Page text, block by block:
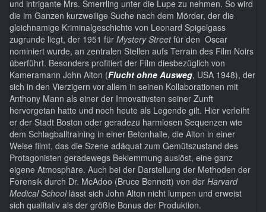
und intrigante Mrs. Smerrling unter die Lupe zu nehmen. So wird
die im Ganzen kurzweilige Suche nach dem Mörder, der die
gleichnamige Kriminalgeschichte von Leonard Spigelgass
zugrunde liegt, der 1951 für Mystery Streetfür den Oscar
nominiert wurde, an zentralen Stellen aufs Terrain des Film Noirs
überführt. Besonders profitiert der Film diesbezüglich von
Kameramann John Alton (Flucht ohne Ausweg, USA 1948), der
sich in den Vierzigern vor allem in seinen Kollaborationen mit
Anthony Mann als einer der Innovativsten seiner Zunft
hervorgetan hatte und noch heute als Legende gilt. Hier verleiht
er der Stadt Boston oder geradezu harmlosen Sequenzen wie
dem Schlagballtraining in einer Betonhalle, die Alton in einer
Weise filmt, das die Szene adäquat zum Gemütszustand des
Protagonisten geradewegs Beklemmung auslöst, eine ganz
eigene Atmosphäre. Auch bei der Darstellung der Methoden der
Forensik durch Dr. McAdoo (Bruce Bennett) von der Harvard
Medical School lässt sich John Alton nicht lumpen und erweist
sich qualitativ als der größte Bonus der Produktion.